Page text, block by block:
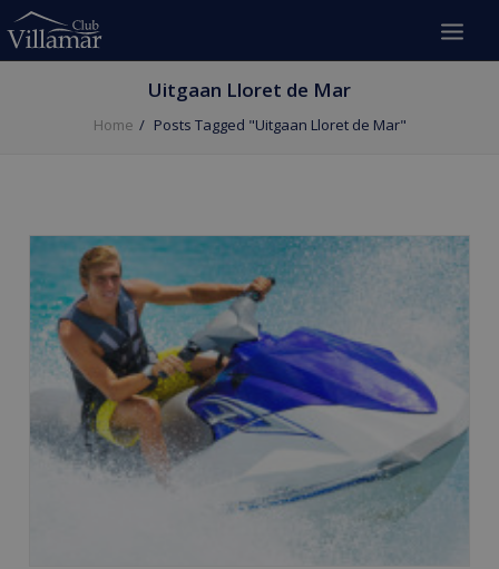
Uitgaan Lloret de Mar
Home Posts Tagged "Uitgaan Lloret de Mar"